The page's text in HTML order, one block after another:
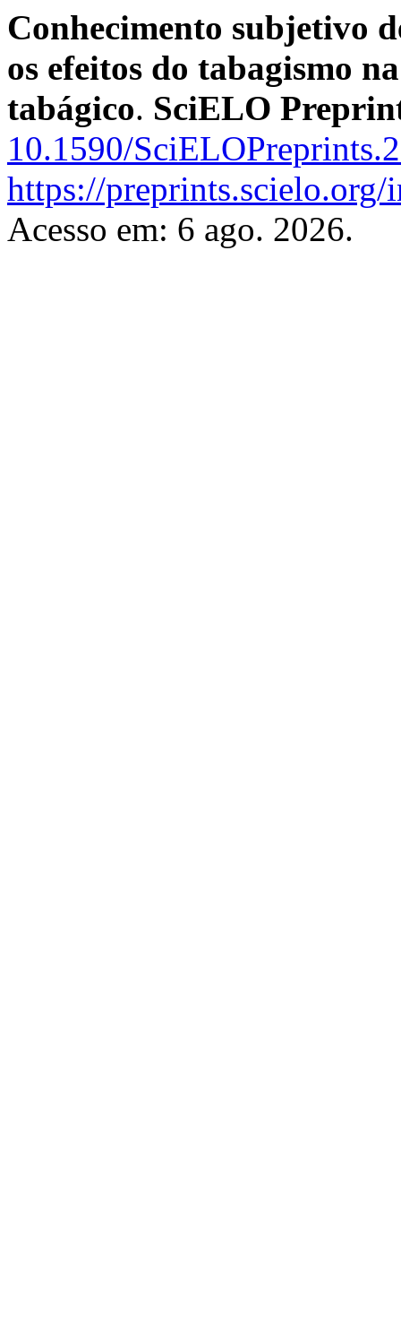
Conhecimento subjetivo
os efeitos do tabagismo
tabágico. SciELO
10.1590/
https://
Acesso em: 6 ago. 2026.